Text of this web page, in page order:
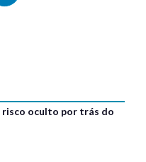
risco oculto por trás do